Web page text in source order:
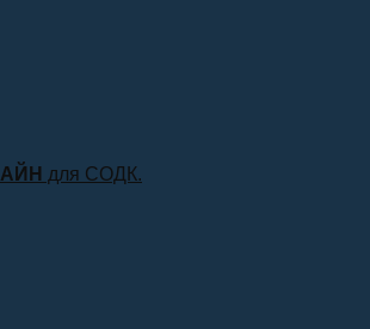
для СОДК.